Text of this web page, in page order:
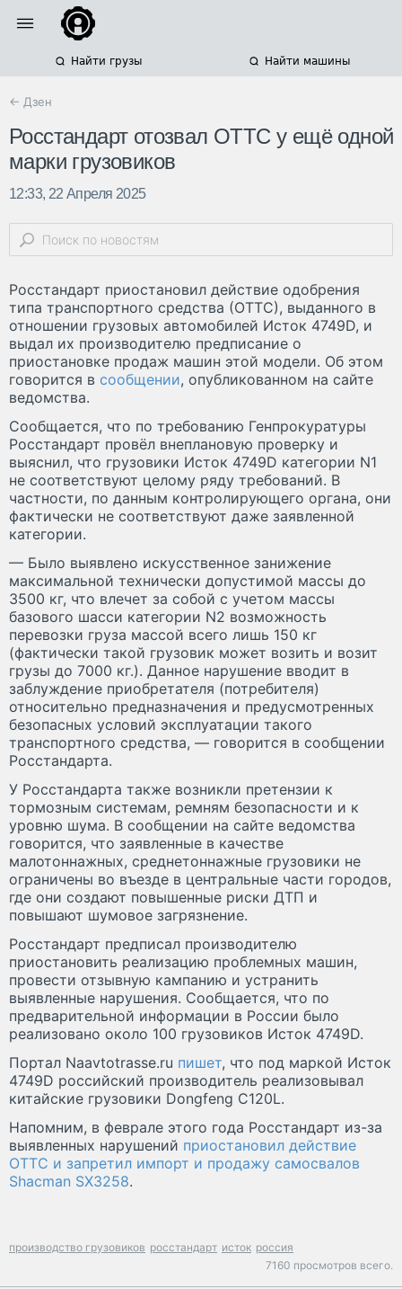
Найти грузы Найти машины
← Дзен
Росстандарт отозвал ОТТС у ещё одной
марки грузовиков
12:33, 22 Апреля 2025
Росстандарт приостановил действие одобрения
типа транспортного средства (ОТТС), выданного в
отношении грузовых автомобилей Исток 4749D, и
выдал их производителю предписание о
приостановке продаж машин этой модели. Об этом
говорится в сообщении, опубликованном на сайте
ведомства.
Сообщается, что по требованию Генпрокуратуры
Росстандарт провёл внеплановую проверку и
выяснил, что грузовики Исток 4749D категории N1
не соответствуют целому ряду требований. В
частности, по данным контролирующего органа, они
фактически не соответствуют даже заявленной
категории.
— Было выявлено искусственное занижение
максимальной технически допустимой массы до
3500 кг, что влечет за собой с учетом массы
базового шасси категории N2 возможность
перевозки груза массой всего лишь 150 кг
(фактически такой грузовик может возить и возит
грузы до 7000 кг.). Данное нарушение вводит в
заблуждение приобретателя (потребителя)
относительно предназначения и предусмотренных
безопасных условий эксплуатации такого
транспортного средства, — говорится в сообщении
Росстандарта.
У Росстандарта также возникли претензии к
тормозным системам, ремням безопасности и к
уровню шума. В сообщении на сайте ведомства
говорится, что заявленные в качестве
малотоннажных, среднетоннажные грузовики не
ограничены во въезде в центральные части городов,
где они создают повышенные риски ДТП и
повышают шумовое загрязнение.
Росстандарт предписал производителю
приостановить реализацию проблемных машин,
провести отзывную кампанию и устранить
выявленные нарушения. Сообщается, что по
предварительной информации в России было
реализовано около 100 грузовиков Исток 4749D.
Портал Naavtotrasse.ru пишет, что под маркой Исток
4749D российский производитель реализовывал
китайские грузовики Dongfeng C120L.
Напомним, в феврале этого года Росстандарт из-за
выявленных нарушений приостановил действие
ОТТС и запретил импорт и продажу самосвалов
Shacman SX3258.
производство грузовиков росстандарт исток россия
7160 просмотров всего.